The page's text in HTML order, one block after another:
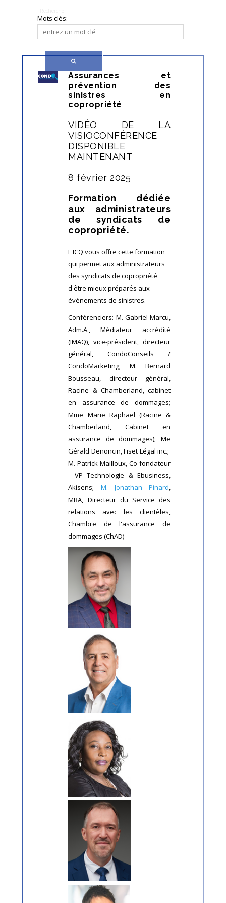
Mots clés:
Assurances et
prévention des
sinistres en
copropriété
VIDÉO DE LA
VISIOCONFÉRENCE
DISPONIBLE
MAINTENANT
8 février 2025
Formation dédiée
aux administrateurs
de syndicats de
copropriété.
L'ICQ vous offre cette formation
qui permet aux administrateurs
des syndicats de copropriété
d'être mieux préparés aux
événements de sinistres.
Conférenciers: M. Gabriel Marcu,
Adm.A., Médiateur accrédité
(IMAQ), vice-président, directeur
général, CondoConseils /
CondoMarketing; M. Bernard
Bousseau, directeur général,
Racine & Chamberland, cabinet
en assurance de dommages;
Mme Marie Raphaël (Racine &
Chamberland, Cabinet en
assurance de dommages); Me
Gérald Denoncin, Fiset Légal inc.;
M. Patrick Mailloux, Co-fondateur
- VP Technologie & Ebusiness,
Akisens; M. Jonathan Pinard,
MBA, Directeur du Service des
relations avec les clientèles,
Chambre de l'assurance de
dommages (ChAD)